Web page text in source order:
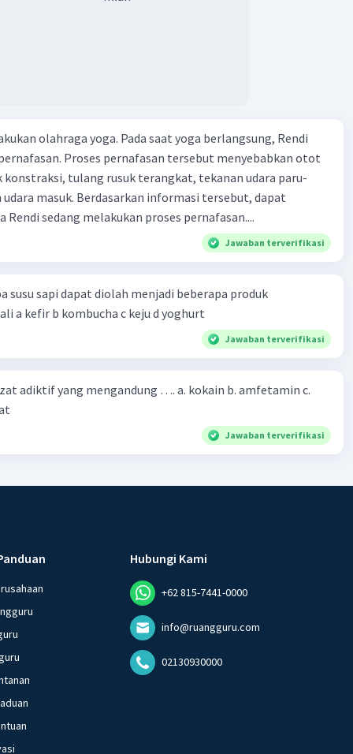
olahraga yoga. Pada saat yoga berlangsung, Rendi
Proses pernafasan tersebut menyebabkan otot
tulang rusuk terangkat, tekanan udara paru-
udara masuk. Berdasarkan informasi tersebut, dapat
Rendi sedang melakukan proses pernafasan....
Jawaban terverifikasi
susu sapi dapat diolah menjadi beberapa produk
bioteknologi kecuali a kefir b kombucha c keju d yoghurt
Jawaban terverifikasi
adiktif yang mengandung …. a. kokain b. amfetamin c.
Jawaban terverifikasi
Hubungi Kami
+62 815-7441-0000
info@ruangguru.com
02130930000